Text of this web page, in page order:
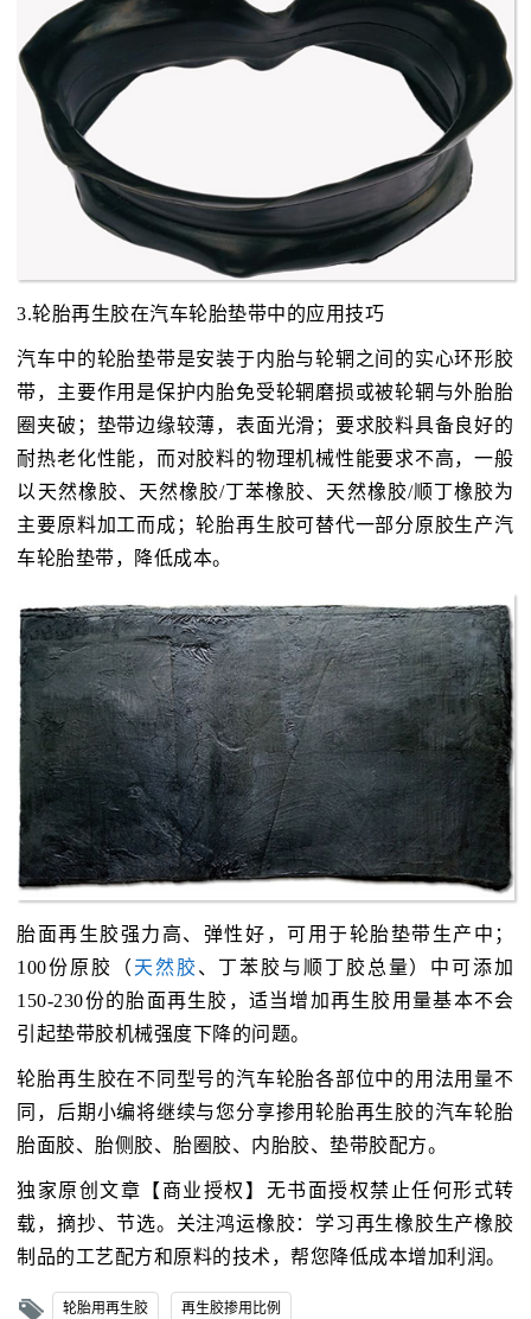
3.轮胎再生胶在汽车轮胎垫带中的应用技巧
汽车中的轮胎垫带是安装于内胎与轮辋之间的实心环形胶
带，主要作用是保护内胎免受轮辋磨损或被轮辋与外胎胎
圈夹破；垫带边缘较薄，表面光滑；要求胶料具备良好的
耐热老化性能，而对胶料的物理机械性能要求不高，一般
以天然橡胶、天然橡胶/丁苯橡胶、天然橡胶/顺丁橡胶为
主要原料加工而成；轮胎再生胶可替代一部分原胶生产汽
车轮胎垫带，降低成本。
胎面再生胶强力高、弹性好，可用于轮胎垫带生产中；
100份原胶（ 天然胶、丁苯胶与顺丁胶总量）中可添加
150-230份的胎面再生胶，适当增加再生胶用量基本不会
引起垫带胶机械强度下降的问题。
轮胎再生胶在不同型号的汽车轮胎各部位中的用法用量不
同，后期小编将继续与您分享掺用轮胎再生胶的汽车轮胎
胎面胶、胎侧胶、胎圈胶、内胎胶、垫带胶配方。
独家原创文章【商业授权】无书面授权禁止任何形式转
载，摘抄、节选。关注鸿运橡胶：学习再生橡胶生产橡胶
制品的工艺配方和原料的技术，帮您降低成本增加利润。
轮胎用再生胶 再生胶掺用比例